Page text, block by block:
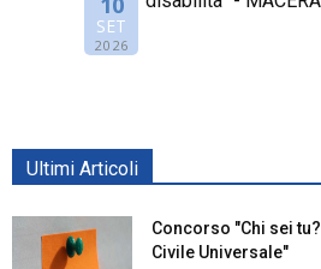
SET
2026
Ultimi Articoli
Concorso "Chi sei
Civile Universale"